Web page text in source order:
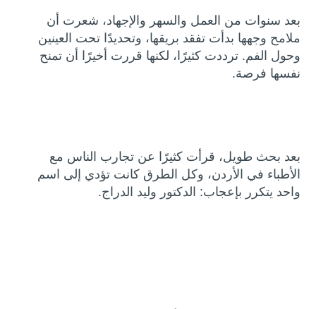
بعد سنوات من العمل والسهر والإجهاد، شعرت أن
ملامح وجهها بدأت تفقد بريقها، وتحديدًا تحت العينين
وحول الفم. ترددت كثيرًا، لكنها قررت أخيرًا أن تمنح
نفسها فرصة.
بعد بحث طويل، قرأت كثيرًا عن تجارب الناس مع
الأطباء في الأردن، وكل الطرق كانت تؤدي إلى اسم
واحد يتكرر بإعجاب: الدكتور وليد الدراج.